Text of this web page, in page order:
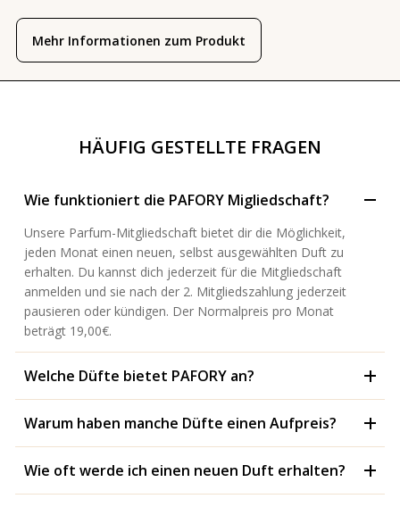
Membership jeden Monat einen neues
Parfum entdecken möchten oder mit einer
Mehr Informationen zum Produkt
HÄUFIG GESTELLTE FRAGEN
Wie funktioniert die PAFORY Migliedschaft?
Unsere Parfum-Mitgliedschaft bietet dir die Möglichkeit,
jeden Monat einen neuen, selbst ausgewählten Duft zu
erhalten. Du kannst dich jederzeit für die Mitgliedschaft
anmelden und sie nach der 2. Mitgliedszahlung jederzeit
pausieren oder kündigen. Der Normalpreis pro Monat
beträgt 19,00€.
Welche Düfte bietet PAFORY an?
Warum haben manche Düfte einen Aufpreis?
Wie oft werde ich einen neuen Duft erhalten?